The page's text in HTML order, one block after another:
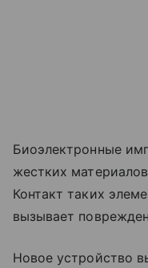
Биоэлектронные
жестких
Контакт таких
вызывает
Новое устройство